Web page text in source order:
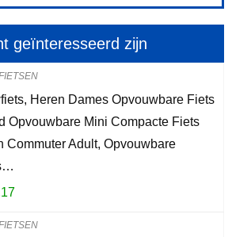
geïnteresseerd zijn
Heren Dames Opvouwbare Fiets
Opvouwbare Mini Compacte Fiets
Commuter Adult, Opvouwbare